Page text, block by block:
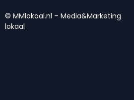
© MMlokaal.nl – Media&Marketing
lokaal